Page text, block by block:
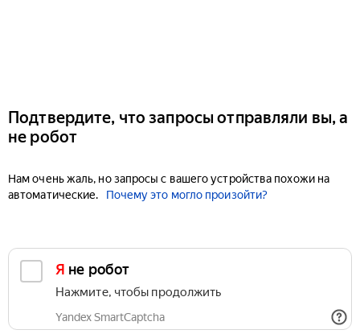
Подтвердите, что запросы отправляли вы, а
не робот
Нам очень жаль, но запросы с вашего устройства похожи на
автоматические.
Почему это могло произойти?
Я не робот
Нажмите, чтобы продолжить
Yandex SmartCaptcha